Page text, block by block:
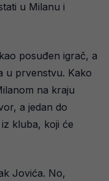
u Milanu i
posuđen igrač, a
u prvenstvu. Kako
na kraju
a jedan do
kluba, koji će
Jovića. No,